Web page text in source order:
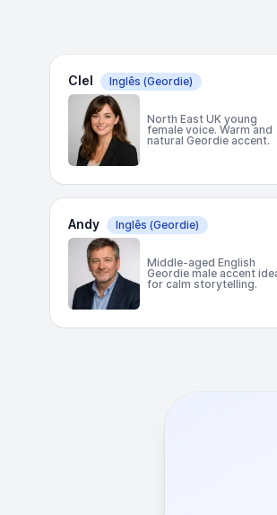
Clel Inglês (Geordie)
North East UK young
female voice. Warm and
natural Geordie accent.
Andy Inglês (Geordie)
Middle-aged English
Geordie male accent
for calm storytelling.